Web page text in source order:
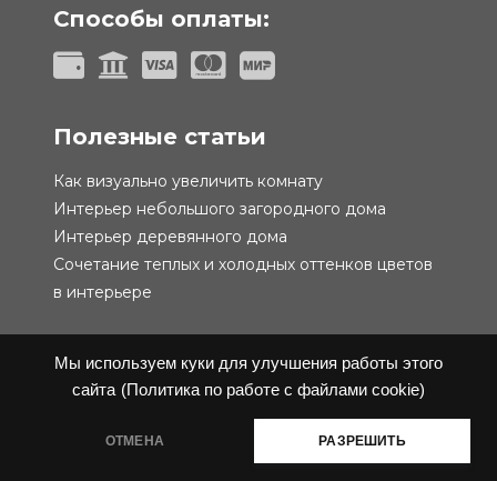
Мы используем куки для улучшения работы этого
сайта (Политика по работе с файлами cookie)
ОТМЕНА РАЗРЕШИТЬ
Способы оплаты:
Полезные статьи
Как визуально увеличить комнату
Интерьер небольшого загородного дома
Интерьер деревянного дома
Сочетание теплых и холодных оттенков цветов
в интерьере
Политика конфиденциальности Публичная
оферта